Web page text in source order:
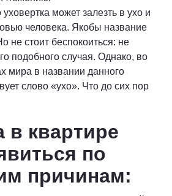
может залезть в ухо и
человека. Якобы название
не стоит беспокоиться: не
подобного случая. Однако, во
мира в названии данного
слово «ухо». Что до сих пор
в квартире
по
причинам: